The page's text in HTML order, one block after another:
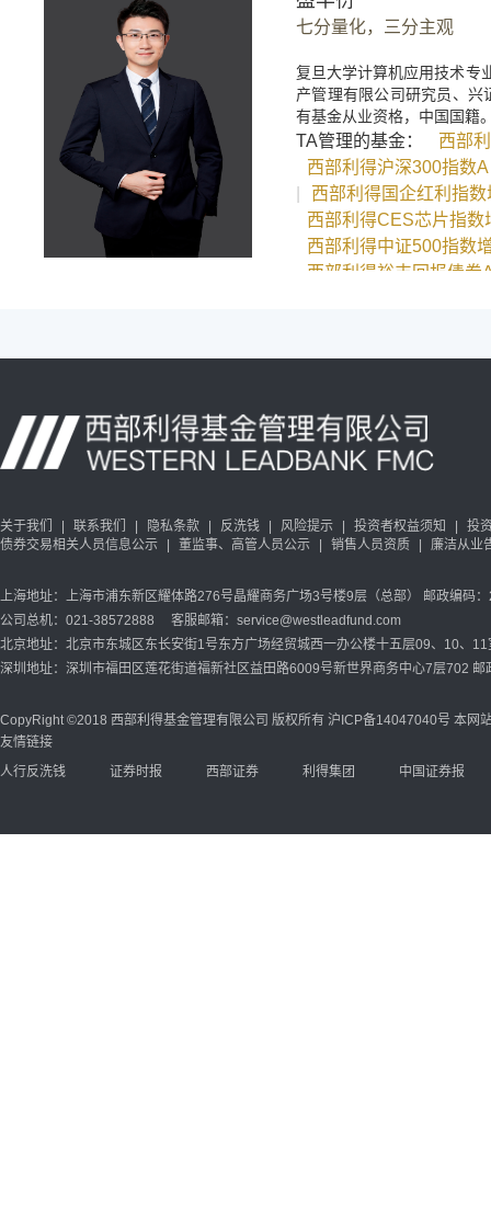
七分量化，三分主观
复旦大学计算机应用技术专
产管理有限公司研究员、
有基金从业资格，中国国籍
TA管理的基金：
西部
西部利得沪深300指数A
西部利得国企红利指
西部利得CES芯片指数
西部利得中证500指数
西部利得裕丰回报债券
西部利得专精特新量化
关于我们 联系我们 隐私条款 反洗钱 风险提示 投资者权益须知
投
债券交易相关人员信息公示
董监事、高管人员公示 销售人员资质 廉洁从业
上海地址：上海市浦东新区耀体路276号晶耀商务广场3号楼9层（总部） 邮政编码
公司总机：021-38572888 客服邮箱：service@westleadfund.com
北京地址：北京市东城区东长安街1号东方广场经贸城西一办公楼十五层09、10、
深圳地址：深圳市福田区莲花街道福新社区益田路6009号新世界商务中心7层702
CopyRight ©2018 西部利得基金管理有限公司 版权所有 沪ICP备14047040号 本网
友情链接
人行反洗钱
证券时报 西部证券 利得集团 中国证券报